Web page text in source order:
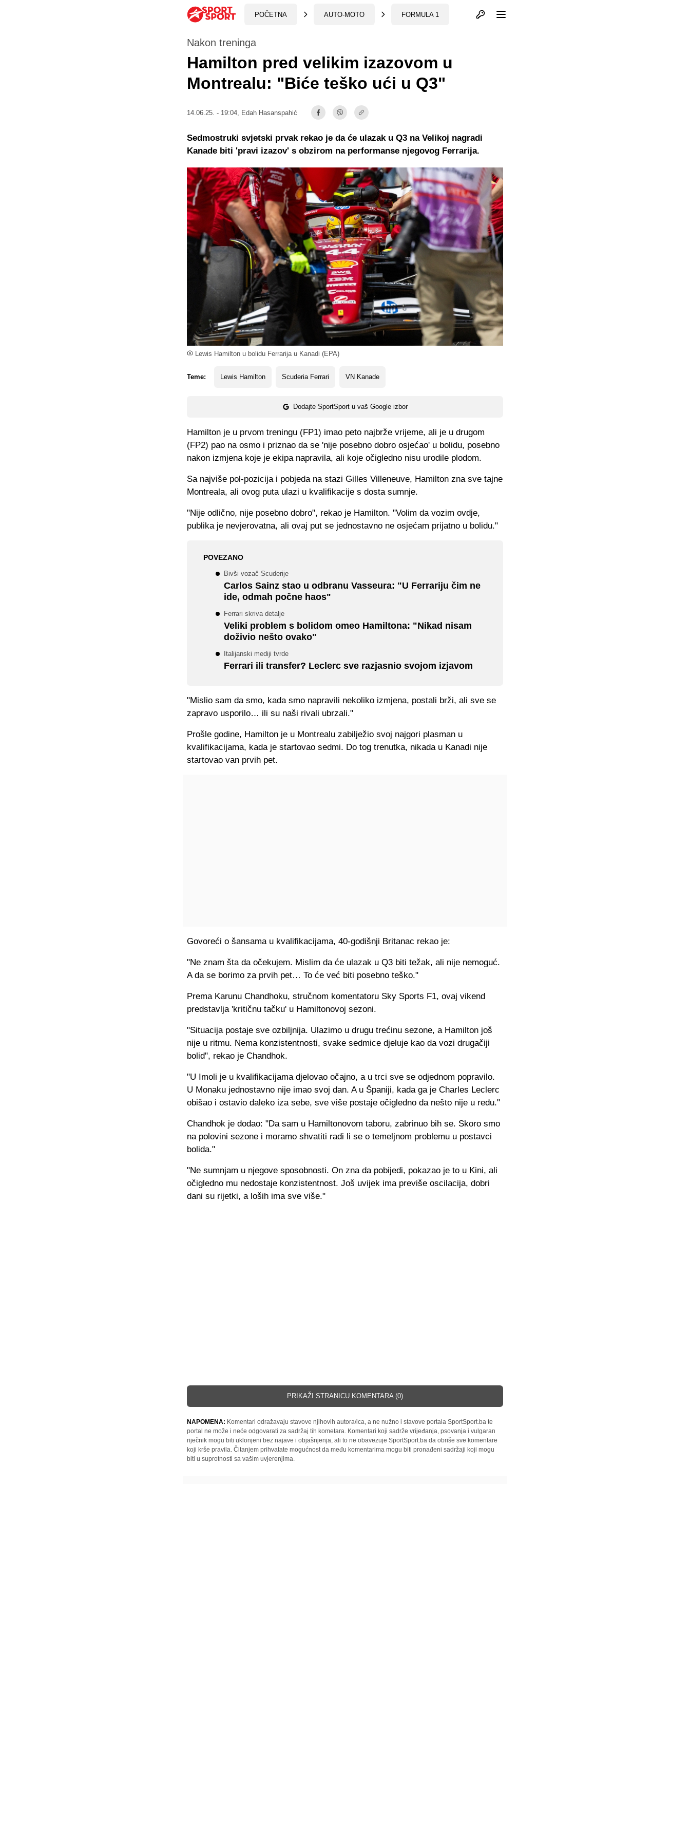
POČETNA AUTO-MOTO FORMULA 1 Otvori profil
Lewis Hamilton u bolidu Ferrarija u Kanadi (EPA)
Nakon treninga
Hamilton pred velikim izazovom u
Montrealu: "Biće teško ući u Q3"
14.06.25. - 19:04, Edah Hasanspahić
Teme: Lewis Hamilton Scuderia Ferrari VN Kanade
Dodajte SportSport u vaš Google izbor
Sedmostruki svjetski prvak rekao je da će ulazak u Q3 na Velikoj nagradi
Kanade biti 'pravi izazov' s obzirom na performanse njegovog Ferrarija.
Hamilton je u prvom treningu (FP1) imao peto najbrže vrijeme, ali je u drugom
(FP2) pao na osmo i priznao da se 'nije posebno dobro osjećao' u bolidu, posebno
nakon izmjena koje je ekipa napravila, ali koje očigledno nisu urodile plodom.
Sa najviše pol-pozicija i pobjeda na stazi Gilles Villeneuve, Hamilton zna sve tajne
Montreala, ali ovog puta ulazi u kvalifikacije s dosta sumnje.
"Nije odlično, nije posebno dobro", rekao je Hamilton. "Volim da vozim ovdje,
publika je nevjerovatna, ali ovaj put se jednostavno ne osjećam prijatno u bolidu."
POVEZANO
Bivši vozač Scuderije
Carlos Sainz stao u odbranu Vasseura: "U Ferrariju čim ne
ide, odmah počne haos"
Ferrari skriva detalje
Veliki problem s bolidom omeo Hamiltona: "Nikad nisam
doživio nešto ovako"
Italijanski mediji tvrde
Ferrari ili transfer? Leclerc sve razjasnio svojom izjavom
"Mislio sam da smo, kada smo napravili nekoliko izmjena, postali brži, ali sve se
zapravo usporilo… ili su naši rivali ubrzali."
Prošle godine, Hamilton je u Montrealu zabilježio svoj najgori plasman u
kvalifikacijama, kada je startovao sedmi. Do tog trenutka, nikada u Kanadi nije
startovao van prvih pet.
Govoreći o šansama u kvalifikacijama, 40-godišnji Britanac rekao je:
"Ne znam šta da očekujem. Mislim da će ulazak u Q3 biti težak, ali nije nemoguć.
A da se borimo za prvih pet… To će već biti posebno teško."
Prema Karunu Chandhoku, stručnom komentatoru Sky Sports F1, ovaj vikend
predstavlja 'kritičnu tačku' u Hamiltonovoj sezoni.
"Situacija postaje sve ozbiljnija. Ulazimo u drugu trećinu sezone, a Hamilton još
nije u ritmu. Nema konzistentnosti, svake sedmice djeluje kao da vozi drugačiji
bolid", rekao je Chandhok.
"U Imoli je u kvalifikacijama djelovao očajno, a u trci sve se odjednom popravilo.
U Monaku jednostavno nije imao svoj dan. A u Španiji, kada ga je Charles Leclerc
obišao i ostavio daleko iza sebe, sve više postaje očigledno da nešto nije u redu."
Chandhok je dodao: "Da sam u Hamiltonovom taboru, zabrinuo bih se. Skoro smo
na polovini sezone i moramo shvatiti radi li se o temeljnom problemu u postavci
bolida."
"Ne sumnjam u njegove sposobnosti. On zna da pobijedi, pokazao je to u Kini, ali
očigledno mu nedostaje konzistentnost. Još uvijek ima previše oscilacija, dobri
dani su rijetki, a loših ima sve više."
PRIKAŽI STRANICU KOMENTARA (0)
NAPOMENA: Komentari odražavaju stavove njihovih autora/ica, a ne nužno i stavove portala SportSport.ba te
portal ne može i neće odgovarati za sadržaj tih kometara. Komentari koji sadrže vrijeđanja, psovanja i vulgaran
riječnik mogu biti uklonjeni bez najave i objašnjenja, ali to ne obavezuje SportSport.ba da obriše sve komentare
koji krše pravila. Čitanjem prihvatate mogućnost da među komentarima mogu biti pronađeni sadržaji koji mogu
biti u suprotnosti sa vašim uvjerenjima.